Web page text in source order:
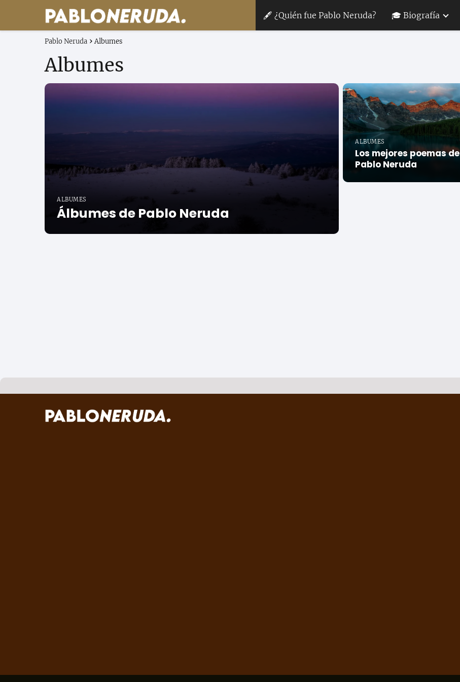
🖋 ¿Quién fue Pablo Neruda? 🎓 Biografía
Pablo Neruda Albumes
Albumes
ALBUMES
Álbumes de Pablo Neruda
ALBUMES
Los mejores poemas de
Pablo Neruda